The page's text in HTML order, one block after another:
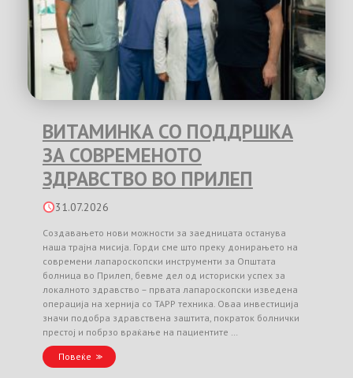
ВИТАМИНКА СО ПОДДРШКА
ЗА СОВРЕМЕНОТО
ЗДРАВСТВО ВО ПРИЛЕП
31.07.2026
Создавањето нови можности за заедницата останува
наша трајна мисија. Горди сме што преку донирањето на
современи лапароскопски инструменти за Општата
болница во Прилеп, бевме дел од историски успех за
локалното здравство – првата лапароскопски изведена
операција на хернија со TAPP техника. Оваа инвестиција
значи подобра здравствена заштита, пократок болнички
престој и побрзо враќање на пациентите …
Повеќе